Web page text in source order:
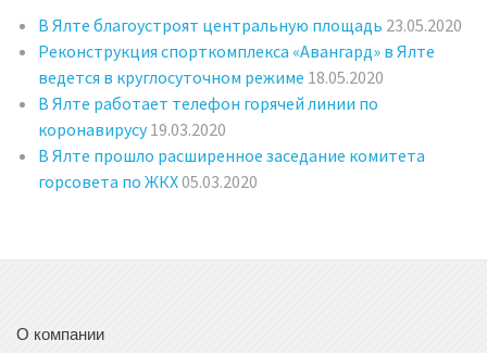
В Ялте благоустроят центральную площадь 23.05.2020
Реконструкция спорткомплекса «Авангард» в Ялте
ведется в круглосуточном режиме 18.05.2020
В Ялте работает телефон горячей линии по
коронавирусу 19.03.2020
В Ялте прошло расширенное заседание комитета
горсовета по ЖКХ05.03.2020
О компании